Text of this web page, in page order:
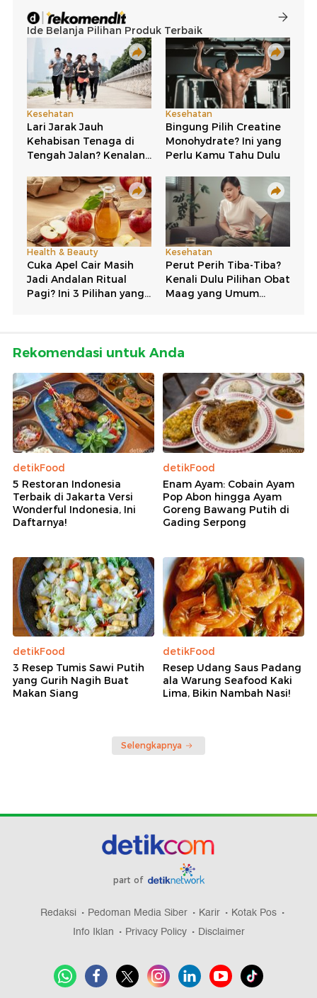
Rekomendasi untuk Anda
detikFood
5 Restoran Indonesia
Terbaik di Jakarta Versi
Wonderful Indonesia, Ini
Daftarnya!
detikFood
Enam Ayam: Cobain Ayam
Pop Abon hingga Ayam
Goreng Bawang Putih di
Gading Serpong
detikFood
3 Resep Tumis Sawi Putih
yang Gurih Nagih Buat
Makan Siang
detikFood
Resep Udang Saus Padang
ala Warung Seafood Kaki
Lima, Bikin Nambah Nasi!
Selengkapnya
part of
Redaksi Pedoman Media Siber Karir
Kotak Pos
Info Iklan
Privacy Policy Disclaimer